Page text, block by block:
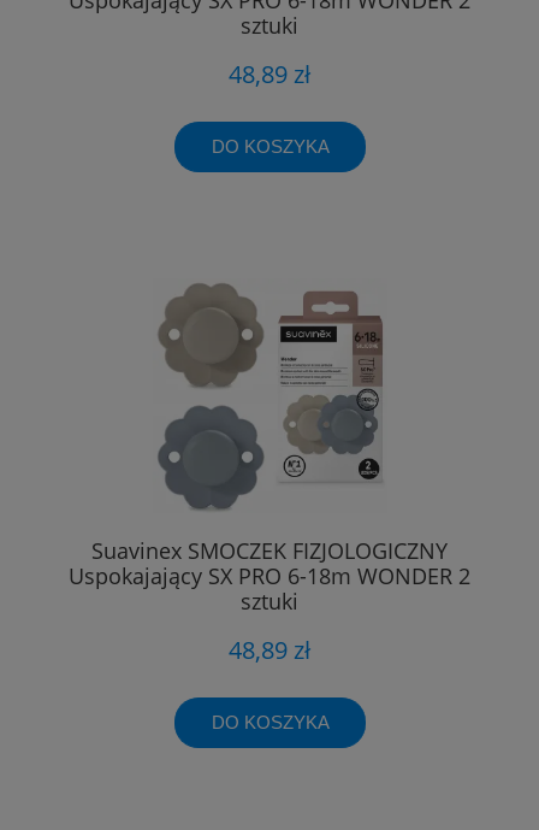
sztuki
48,89 zł
DO KOSZYKA
Suavinex SMOCZEK FIZJOLOGICZNY
Uspokajający SX PRO 6-18m WONDER 2
sztuki
48,89 zł
DO KOSZYKA